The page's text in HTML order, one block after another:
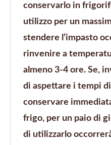
conservarlo in
utilizzo per un
stendere l’impasto
rinvenire a
almeno 3-4 ore. Se,
di aspettare i tempi
conservare
frigo, per un paio di
di utilizzarlo